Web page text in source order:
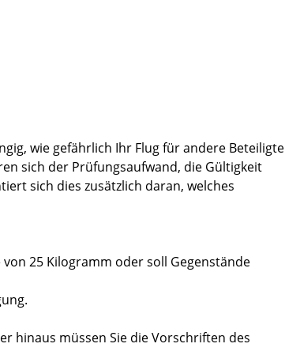
wie gefährlich Ihr Flug für andere Beteiligte
sich der Prüfungsaufwand, die Gültigkeit
sich dies zusätzlich daran, welches
25 Kilogramm oder soll Gegenstände
hinaus müssen Sie die Vorschriften des